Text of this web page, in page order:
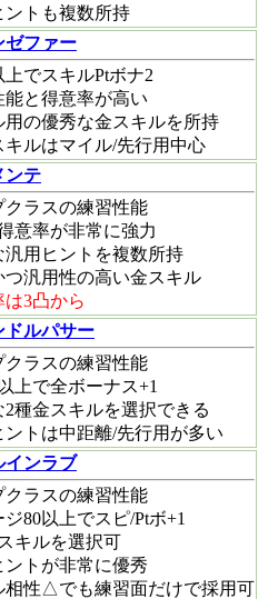
ントも複数所持
ゼファー
上でスキルPtボナ2
能と得意率が高い
用の優秀な金スキルを所持
キルはマイル/先行用中心
ンテ
クラスの練習性能
意率が非常に強力
汎用ヒントを複数所持
つ汎用性の高い金スキル
は3凸から
ドルパサー
クラスの練習性能
上で全ボーナス+1
2種金スキルを選択できる
ントは中距離/先行用が多い
インラブ
クラスの練習性能
ジ80以上でスピ/Ptボ+1
キルを選択可
ントが非常に優秀
相性△でも練習面だけで採用可